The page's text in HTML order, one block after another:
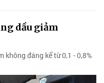
dầu giảm
không đáng kể từ 0,1 - 0,8%